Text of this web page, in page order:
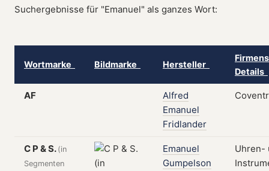
Suchergebnisse für "Emanuel" als ganzes Wort:
Wortmarke Bildmarke Hersteller
Details
AF
Alfred
Emanuel
Fridlander
C P & S. (in
Segmenten
Emanuel
Gumpelson
Uhren-